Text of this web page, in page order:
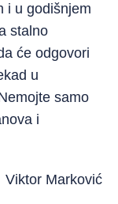
i u godišnjem
stalno
će odgovori
u
samo
i
Viktor Marković